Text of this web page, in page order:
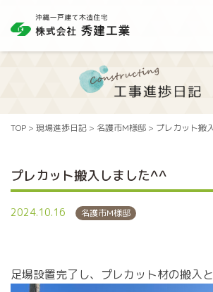
TOP > 現場進捗日記 > 名護市M様邸 > プレカット搬
プレカット搬入しました^^
2024.10.16 名護市M様邸
足場設置完了し、プレカット材の搬入